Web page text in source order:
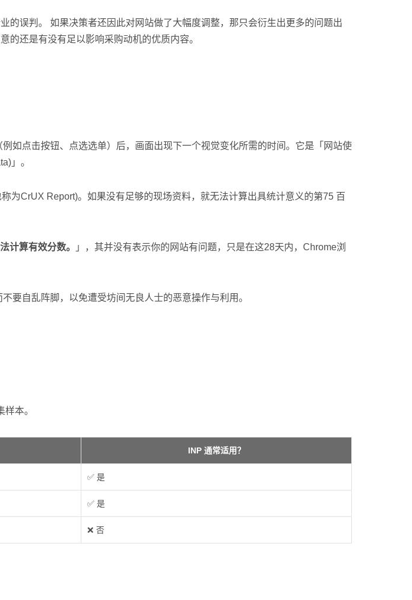
的误判。 如果决策者还因此对网站做了大幅度调整，那只会衍生出更多的问题出
的还是有没有足以影响采购动机的优质内容。
如点击按钮、点选选单）后，画面出现下一个视觉变化所需的时间。它是「网站使
」。
为CrUX Report)。如果没有足够的现场资料，就无法计算出具统计意义的第75 百
计算有效分数。
」，其并没有表示你的网站有问题，只是在这28天内，Chrome浏
要自乱阵脚，以免遭受坊间无良人士的恶意操作与利用。
本。
INP 通常适用？
✅ 是
✅ 是
❌ 否